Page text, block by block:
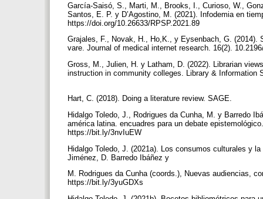
García-Saisó, S., Marti, M., Brooks, I., Curioso, W.,
Santos, E. P. y D’Agostino, M. (2021). Infodemia en
https://doi.org/10.26633/RPSP.2021.89
Grajales, F., Novak, H., Ho,K., y Eysenbach, G. (2014).
vare. Journal of medical internet research. 16(2).
Gross, M., Julien, H. y Latham, D. (2022). Librarian
instruction in community colleges. Library & Information
Hart, C. (2018). Doing a literature review. SAGE.
Hidalgo Toledo, J., Rodrigues da Cunha, M. y Barredo
américa latina. encuadres para un debate
https://bit.ly/3nvIuEW
Hidalgo Toledo, J. (2021a). Los consumos culturales y
Jiménez, D. Barredo Ibáñez y
M. Rodrigues da Cunha (coords.), Nuevas audiencias,
https://bit.ly/3yuGDXs